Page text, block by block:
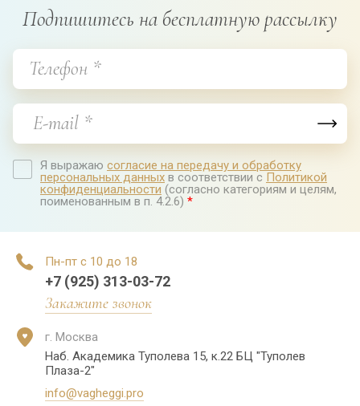
Подпишитесь на бесплатную рассылку
Я выражаю согласие на передачу и обработку
персональных данных в соответствии с Политикой
конфиденциальности (согласно категориям и целям,
поименованным в п. 4.2.6) *
Пн-пт с 10 до 18
+7 (925) 313-03-72
Закажите звонок
г. Москва
Наб. Академика Туполева 15, к.22 БЦ "Туполев
Плаза-2"
info@vagheggi.pro